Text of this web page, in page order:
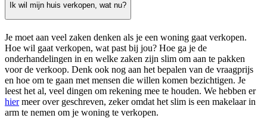
Ik wil mijn huis verkopen, wat nu?
Je moet aan veel zaken denken als je een woning gaat verkopen.
Hoe wil gaat verkopen, wat past bij jou? Hoe ga je de
onderhandelingen in en welke zaken zijn slim om aan te pakken
voor de verkoop. Denk ook nog aan het bepalen van de vraagprijs
en hoe om te gaan met mensen die willen komen bezichtigen. Je
leest het al, veel dingen om rekening mee te houden. We hebben er
hiermeer over geschreven, zeker omdat het slim is een makelaar in
arm te nemen om je woning te verkopen.